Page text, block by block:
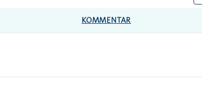
KOMMENTAR